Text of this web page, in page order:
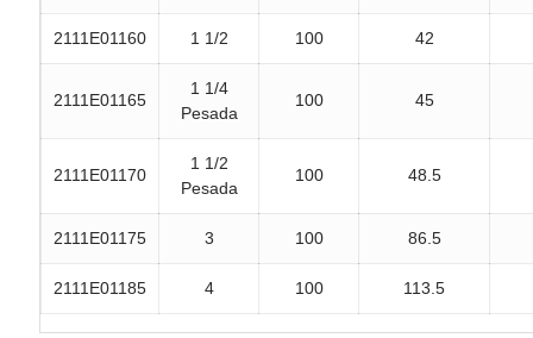
2111E01160 1 1/2 100 42
2111E01165
1 1/4
Pesada
100 45
2111E01170
1 1/2
Pesada
100 48.5
2111E01175 3 100 86.5
2111E01185 4 100 113.5